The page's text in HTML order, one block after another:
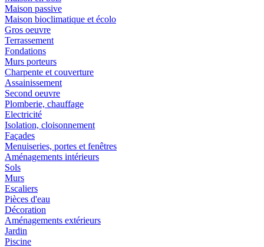
Maison passive
Maison bioclimatique et écolo
Gros oeuvre
Terrassement
Fondations
Murs porteurs
Charpente et couverture
Assainissement
Second oeuvre
Plomberie, chauffage
Electricité
Isolation, cloisonnement
Façades
Menuiseries, portes et fenêtres
Aménagements intérieurs
Sols
Murs
Escaliers
Pièces d'eau
Décoration
Aménagements extérieurs
Jardin
Piscine